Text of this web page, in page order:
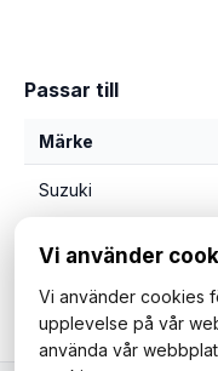
Passar till
Märke
Suzuki
Vi använder
Vi använder cookies
upplevelse på vår
använda vår